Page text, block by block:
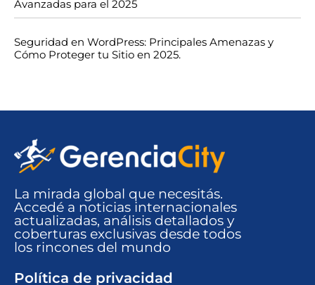
Avanzadas para el 2025
Seguridad en WordPress: Principales Amenazas y
Cómo Proteger tu Sitio en 2025.
La mirada global que necesitás.
Accedé a noticias internacionales
actualizadas, análisis detallados y
coberturas exclusivas desde todos
los rincones del mundo​
Política de privacidad